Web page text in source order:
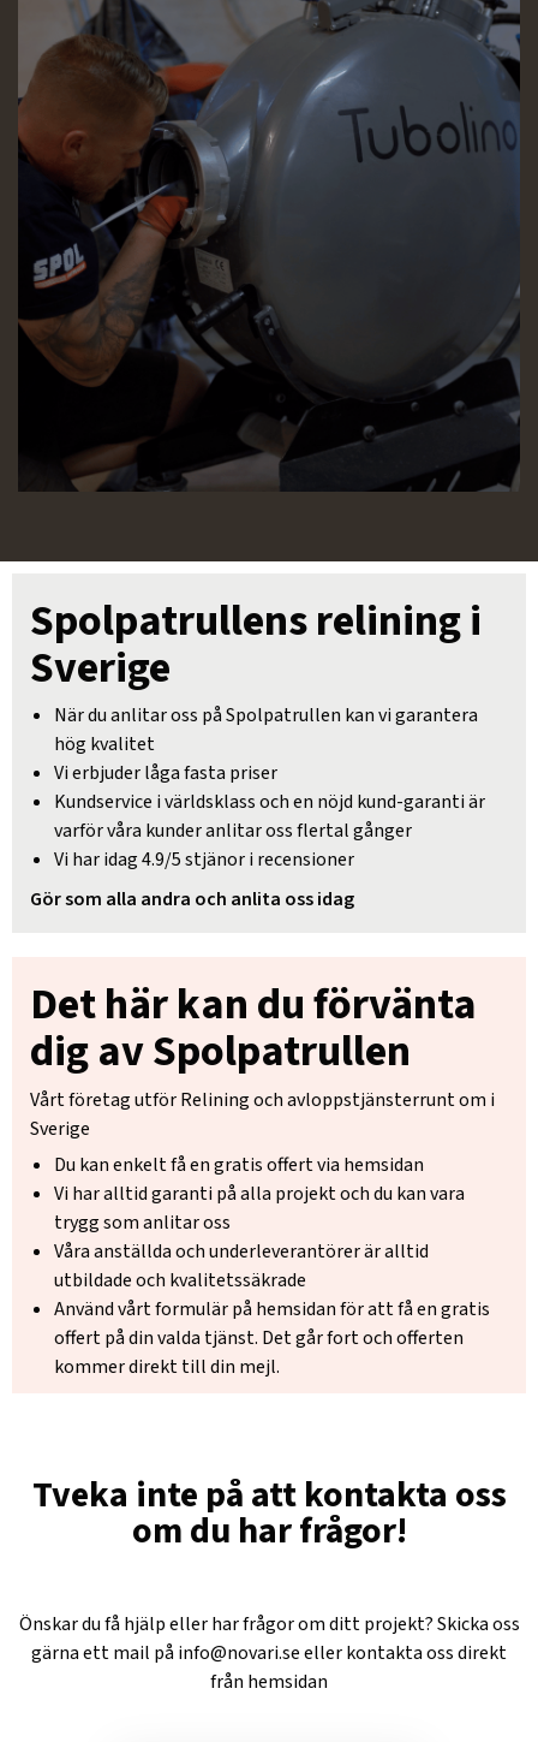
Spolpatrullens relining i
Sverige
När du anlitar oss på Spolpatrullen kan vi garantera
hög kvalitet
Vi erbjuder låga fasta priser
Kundservice i världsklass och en nöjd kund-garanti är
varför våra kunder anlitar oss flertal gånger
Vi har idag 4.9/5 stjänor i recensioner
Gör som alla andra och anlita oss idag
Det här kan du förvänta
dig av Spolpatrullen
Vårt företag utför Relining och avloppstjänsterrunt om i
Sverige
Du kan enkelt få en gratis offert via hemsidan
Vi har alltid garanti på alla projekt och du kan vara
trygg som anlitar oss
Våra anställda och underleverantörer är alltid
utbildade och kvalitetssäkrade
Använd vårt formulär på hemsidan för att få en gratis
offert på din valda tjänst. Det går fort och offerten
kommer direkt till din mejl.
Tveka inte på att kontakta oss
om du har frågor!
Önskar du få hjälp eller har frågor om ditt projekt? Skicka oss
gärna ett mail på info@novari.seeller kontakta oss direkt
från hemsidan